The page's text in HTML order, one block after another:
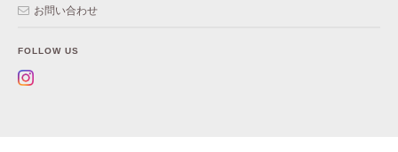
お問い合わせ
FOLLOW US